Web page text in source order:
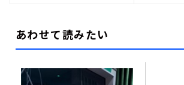
あわせて読みたい